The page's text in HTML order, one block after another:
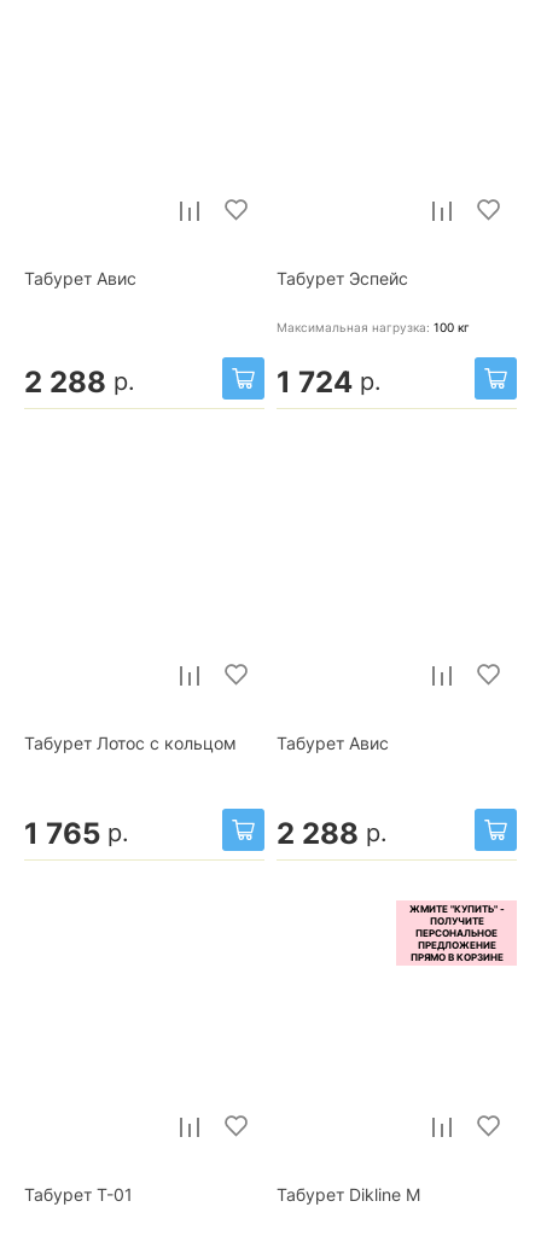
Табурет Авис
2 288 р.
Табурет Эспейс
Максимальная нагрузка: 100 кг
1 724 р.
Табурет Лотос с кольцом
1 765 р.
Табурет Авис
2 288 р.
Табурет Т-01 Табурет Dikline М